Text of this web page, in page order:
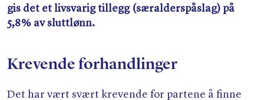
gis det et livsvarig tillegg (særalderspåslag) på
5,8 % av sluttlønn.
Krevende forhandlinger
Det har vært svært krevende for partene å finne